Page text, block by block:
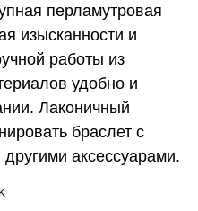
перламутровая
изысканности и
работы из
удобно и
Лаконичный
браслет с
аксессуарами.